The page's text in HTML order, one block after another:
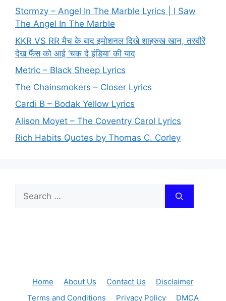
Stormzy – Angel In The Marble Lyrics | I Saw
The Angel In The Marble
KKR VS RR मैच के बाद इमोशनल दिखे शाहरुख खान, तस्वीरें
देख फैंस को आई ‘चक दे इंडिया’ की याद
Metric – Black Sheep Lyrics
The Chainsmokers – Closer Lyrics
Cardi B – Bodak Yellow Lyrics
Alison Moyet – The Coventry Carol Lyrics
Rich Habits Quotes by Thomas C. Corley
Search
for:
Home About Us Contact Us
Disclaimer
Terms and Conditions
Privacy Policy DMCA